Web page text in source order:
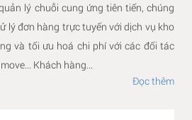
lý chuỗi cung ứng tiên tiến, chúng
lý đơn hàng trực tuyến với dịch vụ kho
và tối ưu hoá chi phí với các đối tác
Khách hàng...
Đọc thêm